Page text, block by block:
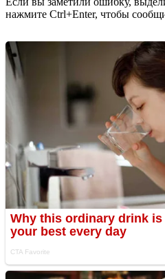
нажмите Ctrl+Enter, чтобы